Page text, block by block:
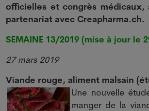
officielles et congrès médicaux,
partenariat avec Creapharma.ch.
SEMAINE 13/2019 (mise à jour le
27 mars 2019
Viande rouge, aliment malsain
Une nouvelle
manger de la